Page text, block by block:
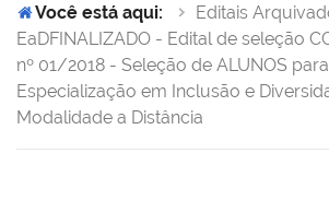
Você está aqui:
Editais
EaDFINALIZADO - Edital de seleção
nº 01/2018 - Seleção de ALUNOS
Especialização em Inclusão e
Modalidade a Distância